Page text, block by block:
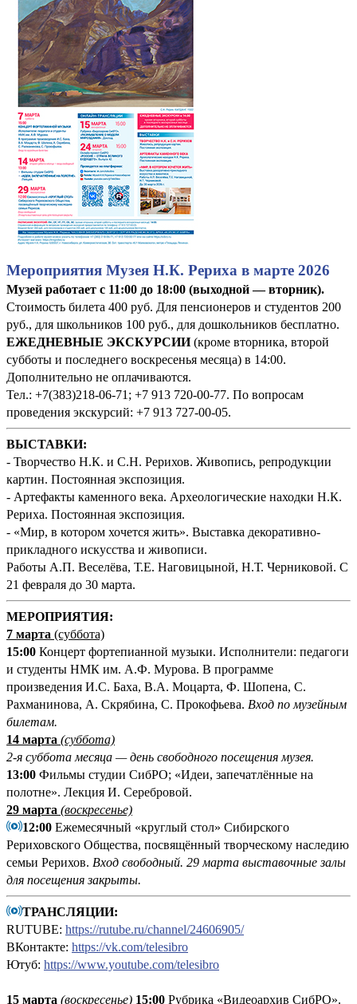
Мероприятия Музея Н.К. Рериха в марте 2026
Музей работает с 11:00 до 18:00 (выходной — вторник).
Стоимость билета 400 руб. Для пенсионеров и студентов 200
руб., для школьников 100 руб., для дошкольников бесплатно.
ЕЖЕДНЕВНЫЕ ЭКСКУРСИИ(кроме вторника, второй
субботы и последнего воскресенья месяца) в 14:00.
Дополнительно не оплачиваются.
Тел.: +7(383)218-06-71; +7 913 720-00-77. По вопросам
проведения экскурсий: +7 913 727-00-05.
ВЫСТАВКИ:
- Творчество Н.К. и С.Н. Рерихов. Живопись, репродукции
картин. Постоянная экспозиция.
- Артефакты каменного века. Археологические находки Н.К.
Рериха. Постоянная экспозиция.
- «Мир, в котором хочется жить». Выставка декоративно-
прикладного искусства и живописи.
Работы А.П. Веселёва, Т.Е. Наговицыной, Н.Т. Черниковой. С
21 февраля до 30 марта.
МЕРОПРИЯТИЯ:
7 марта (суббота)
15:00 Концерт фортепианной музыки. Исполнители: педагоги
и студенты НМК им. А.Ф. Мурова. В программе
произведения И.С. Баха, В.А. Моцарта, Ф. Шопена, С.
Рахманинова, А. Скрябина, С. Прокофьева. Вход по музейным
билетам.
14 марта (суббота)
2-я суббота месяца — день свободного посещения музея.
13:00 Фильмы студии СибРО; «Идеи, запечатлённые на
полотне». Лекция И. Серебровой.
29 марта (воскресенье)
12:00 Ежемесячный «круглый стол» Сибирского
Рериховского Общества, посвящённый творческому наследию
семьи Рерихов. Вход свободный. 29 марта выставочные залы
для посещения закрыты.
ТРАНСЛЯЦИИ:
RUTUBE: https://rutube.ru/channel/24606905/
ВКонтакте: https://vk.com/telesibro
Ютуб: https://www.youtube.com/telesibro
15 марта (воскресенье) 15:00 Рубрика «Видеоархив СибРО».